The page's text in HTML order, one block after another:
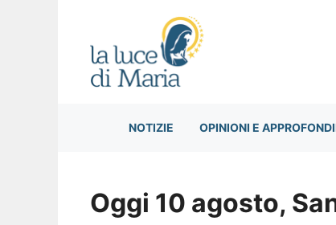
NOTIZIE OPINIONI E
Oggi 10 agosto,